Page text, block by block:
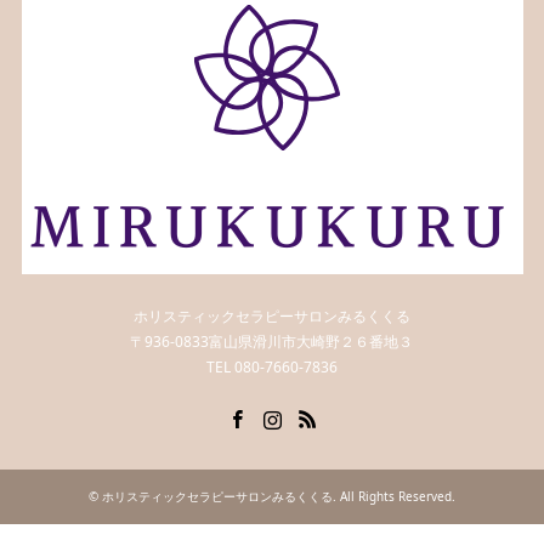
ホリスティックセラピーサロンみるくくる
〒936-0833富山県滑川市大崎野２６番地３
TEL 080-7660-7836
© ホリスティックセラピーサロンみるくくる. All Rights Reserved.